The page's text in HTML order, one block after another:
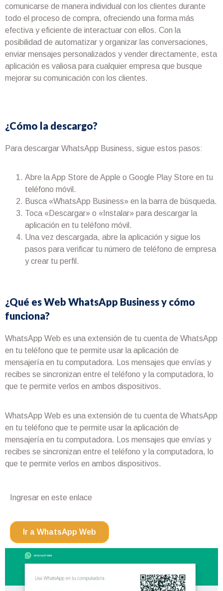
comunicarse de manera individual con los clientes durante
todo el proceso de compra, ofreciendo una forma más
efectiva y eficiente de interactuar con ellos. Con la
posibilidad de automatizar y organizar las conversaciones,
enviar mensajes personalizados y vender directamente, esta
aplicación es valiosa para cualquier empresa que busque
mejorar su comunicación con los clientes.
¿Cómo la descargo?
Para descargar WhatsApp Business, sigue estos pasos:
Abre la App Store de Apple o Google Play Store en tu
teléfono móvil.
Busca «WhatsApp Business» en la barra de búsqueda.
Toca «Descargar» o «Instalar» para descargar la
aplicación en tu teléfono móvil.
Una vez descargada, abre la aplicación y sigue los
pasos para verificar tu número de teléfono de empresa
y crear tu perfil.
¿Qué es Web WhatsApp Business y cómo
funciona?
WhatsApp Web es una extensión de tu cuenta de WhatsApp
en tu teléfono que te permite usar la aplicación de
mensajería en tu computadora. Los mensajes que envías y
recibes se sincronizan entre el teléfono y la computadora, lo
que te permite verlos en ambos dispositivos.
WhatsApp Web es una extensión de tu cuenta de WhatsApp
en tu teléfono que te permite usar la aplicación de
mensajería en tu computadora. Los mensajes que envías y
recibes se sincronizan entre el teléfono y la computadora, lo
que te permite verlos en ambos dispositivos.
Ingresar en este enlace
Ir a WhatsApp Web